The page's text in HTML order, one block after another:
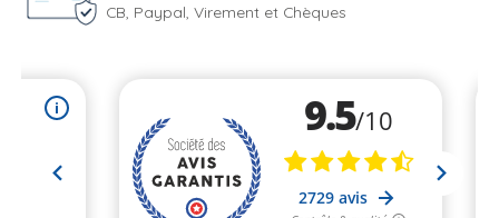
CB, Paypal, Virement et Chèques